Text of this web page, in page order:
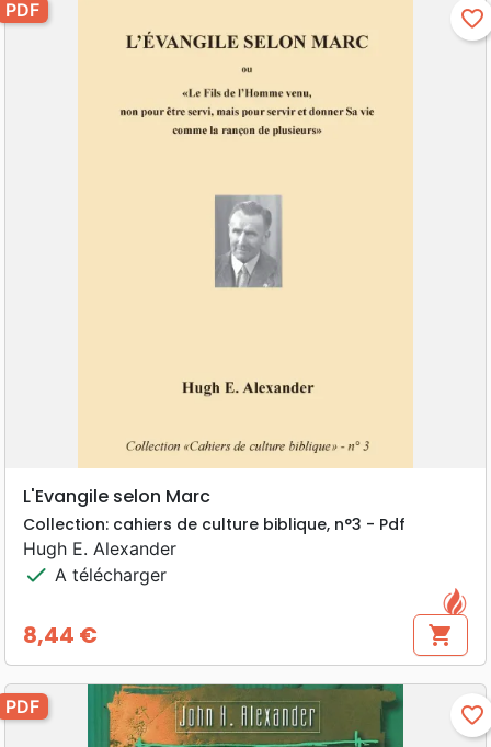
PDF favorite_border
L'Evangile selon Marc
Collection: cahiers de culture biblique, n°3 - Pdf
Hugh E. Alexander
check A télécharger
Prix
8,44 € shopping_cart
PDF favorite_border